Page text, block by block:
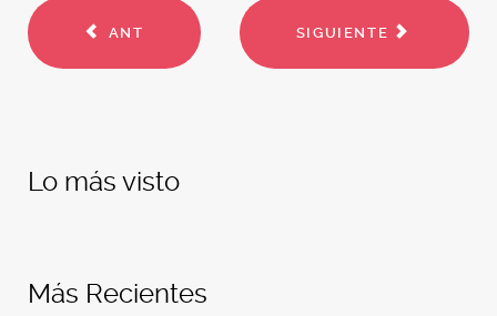
ANT SIGUIENTE
Lo más visto
Más Recientes